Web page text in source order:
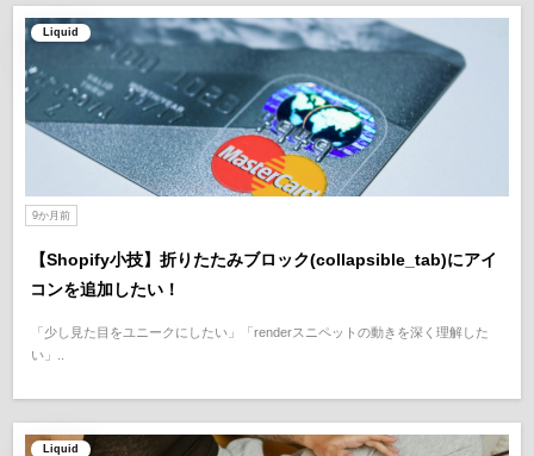
Liquid
9か月前
【Shopify小技】折りたたみブロック(collapsible_tab)にアイ
コンを追加したい！
「少し見た目をユニークにしたい」「renderスニペットの動きを深く理解した
い」..
Liquid